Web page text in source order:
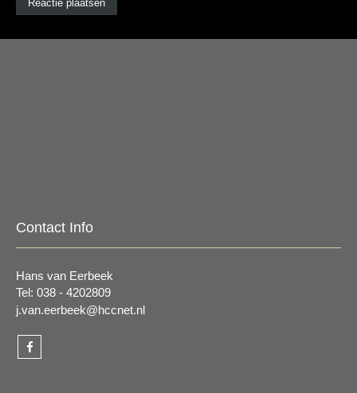
Contact Info
Hans van Eerbeek
Tel: 038 - 4202809
j.van.eerbeek@hccnet.nl